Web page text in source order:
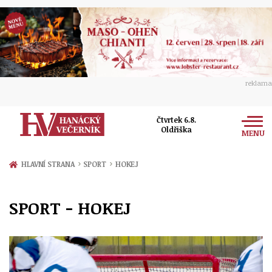
reklama
Čtvrtek 6.8.
Oldřiška
MENU
Zprávy
Přerov
Politika
Ekonomika
Kultura
Hudba
Společnost
Ženy
Sport
HLAVNÍ STRANA › SPORT › HOKEJ
SPORT - HOKEJ